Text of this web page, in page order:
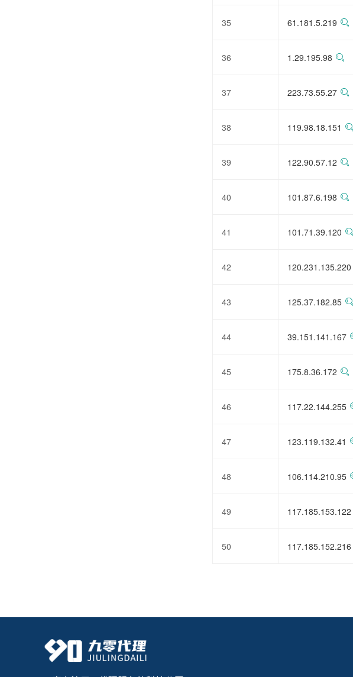
35 61.181.5.219
36 1.29.195.98
37 223.73.55.27
38 119.98.18.151
39 122.90.57.12
40 101.87.6.198
41 101.71.39.120
42 120.231.135.220
43 125.37.182.85
44 39.151.141.167
45 175.8.36.172
46 117.22.144.255
47 123.119.132.41
48 106.114.210.95
49 117.185.153.122
50 117.185.152.216